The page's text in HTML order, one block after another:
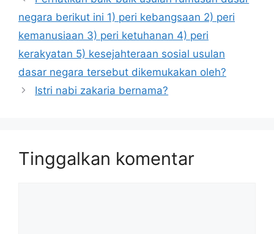
negara berikut ini 1) peri kebangsaan 2) peri
kemanusiaan 3) peri ketuhanan 4) peri
kerakyatan 5) kesejahteraan sosial usulan
dasar negara tersebut dikemukakan oleh?
Istri nabi zakaria bernama?
Tinggalkan komentar